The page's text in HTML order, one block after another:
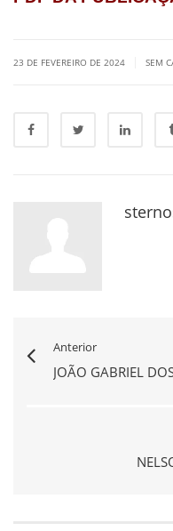
23 DE FEVEREIRO DE 2024 SEM
Anterior
JOÃO GABRIEL